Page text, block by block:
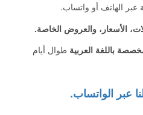
عبر الهاتف أو واتساب.
الأسعار، والعروض الخاصة.
باللغة العربية طوال أيام
عبر الواتساب.